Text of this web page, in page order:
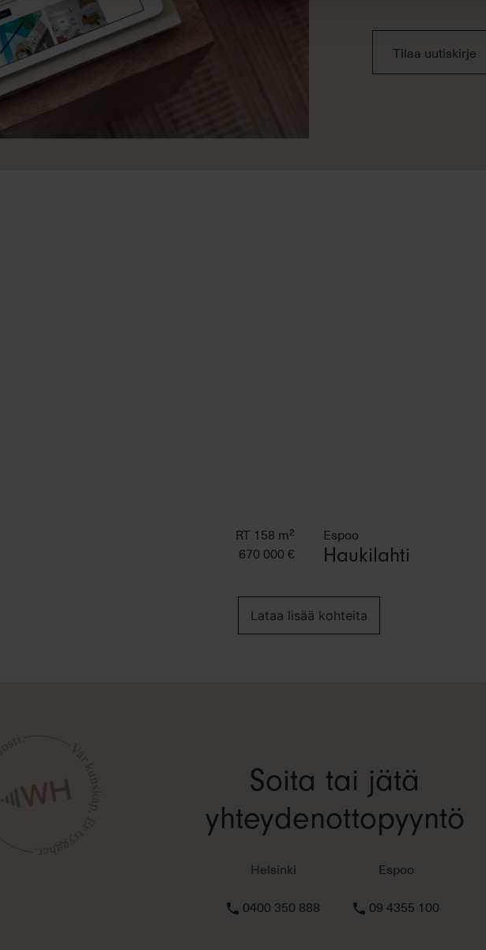
Tilaa uutiskirje
RT 158 m²
670 000 €
Espoo
Haukilahti
Lataa lisää kohteita
Soita tai jätä
yhteydenottopyyntö
Helsinki
0400 350 888
Espoo
09 4355 100